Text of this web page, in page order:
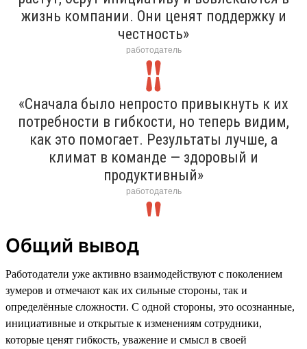
жизнь компании. Они ценят поддержку и
честность»
работодатель
«Сначала было непросто привыкнуть к их
потребности в гибкости, но теперь видим,
как это помогает. Результаты лучше, а
климат в команде — здоровый и
продуктивный»
работодатель
Общий вывод
Работодатели уже активно взаимодействуют с поколением
зумеров и отмечают как их сильные стороны, так и
определённые сложности. С одной стороны, это осознанные,
инициативные и открытые к изменениям сотрудники,
которые ценят гибкость, уважение и смысл в своей